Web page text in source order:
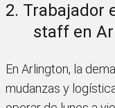
2. Trabajador
staff en
En Arlington, la
mudanzas y